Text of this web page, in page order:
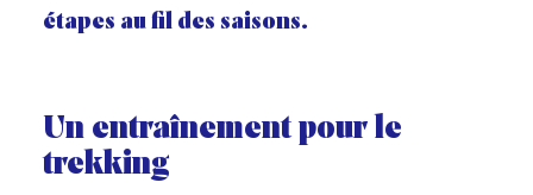
étapes au fil des saisons.
Un entraînement pour le
trekking